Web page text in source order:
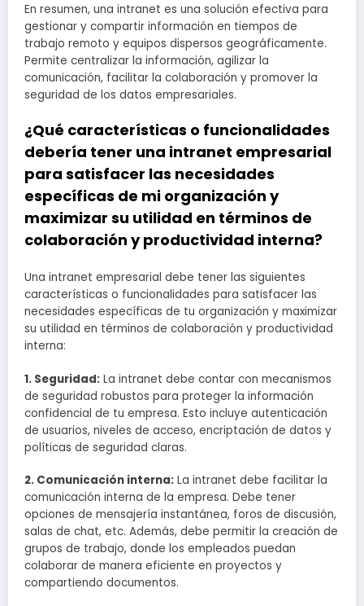
En resumen, una intranet es una solución efectiva para
gestionar y compartir información en tiempos de
trabajo remoto y equipos dispersos geográficamente.
Permite centralizar la información, agilizar la
comunicación, facilitar la colaboración y promover la
seguridad de los datos empresariales.
¿Qué características o funcionalidades
debería tener una intranet empresarial
para satisfacer las necesidades
específicas de mi organización y
maximizar su utilidad en términos de
colaboración y productividad interna?
Una intranet empresarial debe tener las siguientes
características o funcionalidades para satisfacer las
necesidades específicas de tu organización y maximizar
su utilidad en términos de colaboración y productividad
interna:
1. Seguridad: La intranet debe contar con mecanismos
de seguridad robustos para proteger la información
confidencial de tu empresa. Esto incluye autenticación
de usuarios, niveles de acceso, encriptación de datos y
políticas de seguridad claras.
2. Comunicación interna: La intranet debe facilitar la
comunicación interna de la empresa. Debe tener
opciones de mensajería instantánea, foros de discusión,
salas de chat, etc. Además, debe permitir la creación de
grupos de trabajo, donde los empleados puedan
colaborar de manera eficiente en proyectos y
compartiendo documentos.